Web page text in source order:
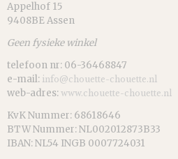
Appelhof 15
9408BE Assen
Geen fysieke winkel
telefoon nr: 06-36468847
e-mail: info@chouette-chouette.nl
web-adres: www.chouette-chouette.nl
KvK Nummer: 68618646
BTW Nummer: NL002012873B33
IBAN: NL54 INGB 0007724031